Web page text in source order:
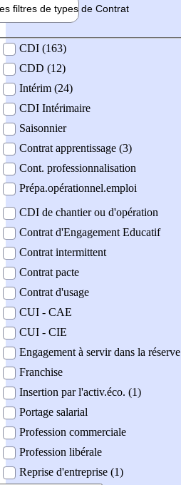
filtres de types de Contrat
contrat
CDI (163)
CDD (12)
Intérim (24)
CDI Intérimaire
Saisonnier
Contrat apprentissage (3)
Cont. professionnalisation
Prépa.opérationnel.emploi
CDI de chantier ou d'opération
Contrat d'Engagement Educatif
Contrat intermittent
Contrat pacte
Contrat d'usage
CUI - CAE
CUI - CIE
Engagement à servir dans la réserve
Franchise
Insertion par l'activ.éco. (1)
Portage salarial
Profession commerciale
Profession libérale
Reprise d'entreprise (1)